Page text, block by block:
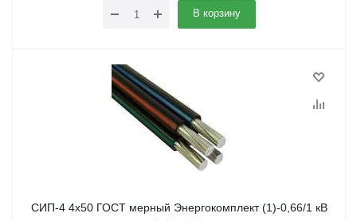
В корзину
СИП-4 4х50 ГОСТ мерный Энергокомплект (1)-0,66/1 кВ